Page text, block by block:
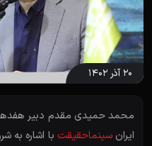
۲۰ آذر ۱۴۰۲
محمد حمیدی مقدم دبیر
ایرانسینماحقیقت با اشاره به